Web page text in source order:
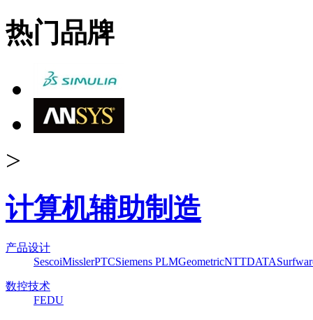
热门品牌
>
计算机辅助制造
产品设计
SescoiMisslerPTCSiemens PLMGeometricNTTDATA
数控技术
FEDU